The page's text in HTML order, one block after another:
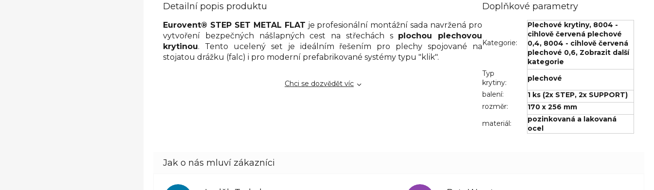
Detailní popis produktu
Eurovent® STEP SET METAL FLAT je profesionální montážní sada navržená pro
vytvoření bezpečných nášlapných cest na střechách s
plochou plechovou
krytinou. Tento ucelený set je ideálním řešením pro plechy spojované na
stojatou drážku (falc) i pro moderní prefabrikované systémy typu "klik".
Chci se dozvědět víc
Doplňkové parametry
Kategorie:
Plechové krytiny, 8004 -
cihlově červená plechové
0,4, 8004 - cihlově červená
plechové 0,6, Zobrazit další
kategorie
Typ
krytiny:
plechové
balení:
1 ks (2x STEP, 2x SUPPORT)
rozměr:
170 x 256 mm
materiál :
pozinkovaná a lakovaná
ocel